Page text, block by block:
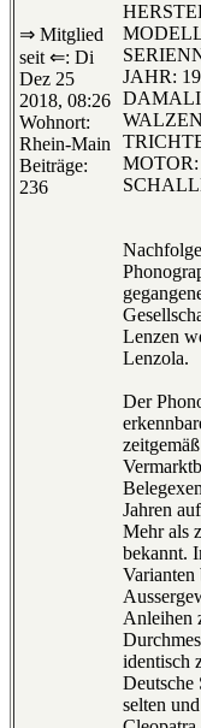
⇒ Mitglied
seit ⇐: Di
Dez 25
2018, 08:26
Wohnort:
Rhein-Main
Beiträge:
236
JAHR:
MOTOR:
Lenzen
Lenzola.
Der
Jahren
Mehr als
bekannt.
Varianten
Anleihen
identisch
Deutsche
selten